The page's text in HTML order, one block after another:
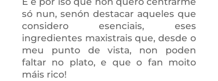
só nun, senón destacar aqueles que
considero esenciais, eses
ingredientes maxistrais que, desde o
meu punto de vista, non poden
faltar no plato, e que o fan moito
máis rico!